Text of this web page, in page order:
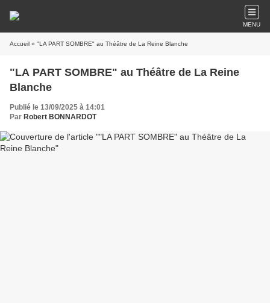
MENU
Accueil » "LA PART SOMBRE" au Théâtre de La Reine Blanche
"LA PART SOMBRE" au Théâtre de La Reine
Blanche
Publié le 13/09/2025 à 14:01
Par Robert BONNARDOT